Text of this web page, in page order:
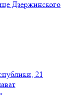
Дзержинского
21